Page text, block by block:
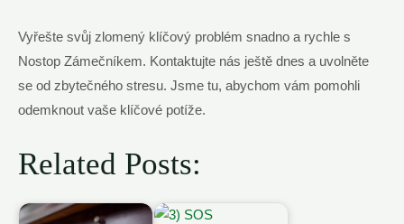
Vyřešte svůj zlomený klíčový problém snadno a rychle s
Nostop Zámečníkem. Kontaktujte nás ještě dnes a uvolněte
se od zbytečného stresu. Jsme tu, abychom vám pomohli
odemknout vaše klíčové potíže.
Related Posts: